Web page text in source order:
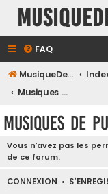
FAQ
MusiqueDePub.com
Musiques de Pubs Etrangères
Musiques de
Vous n’avez pas les
de ce forum.
CONNEXION •